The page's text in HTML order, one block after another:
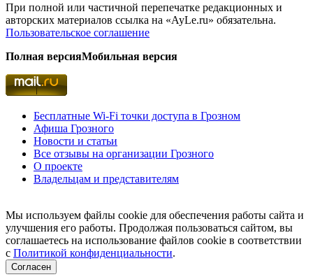
При полной или частичной перепечатке редакционных и
авторских материалов ссылка на «AyLe.ru» обязательна.
Пользовательское соглашение
Полная версияМобильная версия
Бесплатные Wi-Fi точки доступа в Грозном
Афиша Грозного
Новости и статьи
Все отзывы на организации Грозного
О проекте
Владельцам и представителям
Мы используем файлы cookie для обеспечения работы сайта и
улучшения его работы. Продолжая пользоваться сайтом, вы
соглашаетесь на использование файлов cookie в соответствии
с Политикой конфиденциальности.
Согласен